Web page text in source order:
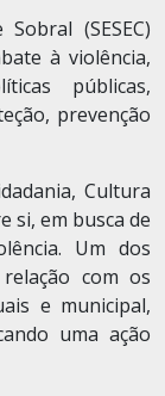
(SESEC)
à violência,
públicas,
prevenção
Cultura
si, em busca de
Um dos
com os
e municipal,
uma ação